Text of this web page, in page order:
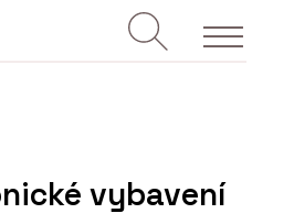
vybavení